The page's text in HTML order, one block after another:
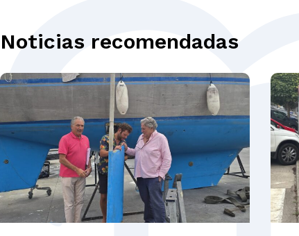
Noticias recomendadas